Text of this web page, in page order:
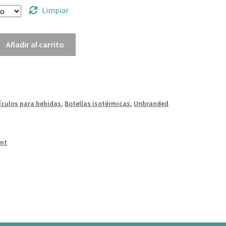
Limpiar
Añadir al carrito
para bebidas, Botellas isotérmicas, Unbranded